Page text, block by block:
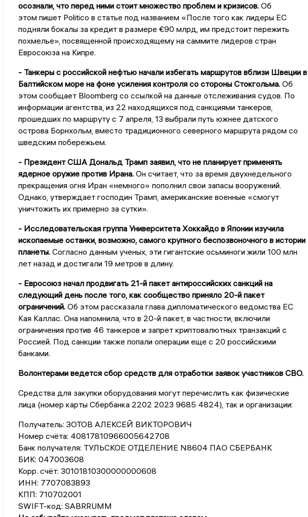
осознали, что перед ними стоит множество проблем и кризисов.Об
этом пишет Politico в статье под названием «После того как лидеры ЕС
подняли бокалы за кредит в размере €90 млрд, им предстоит пережить
похмелье», посвященной происходящему на саммите лидеров стран
Евросоюза на Кипре.
- Танкеры с российской нефтью начали избегать маршрутов вблизи Швеции в
Балтийском море на фоне усиления контроля со стороны Стокгольма. Об
этом сообщает Bloomberg со ссылкой на данные отслеживания судов. По
информации агентства, из 22 находящихся под санкциями танкеров,
прошедших по маршруту с 7 апреля, 13 выбрали путь южнее датского
острова Борнхольм, вместо традиционного северного маршрута рядом со
шведским побережьем.
- Президент США Дональд Трамп заявил, что не планирует применять
ядерное оружие против Ирана. Он считает, что за время двухнедельного
прекращения огня Иран «немного» пополнил свои запасы вооружений.
Однако, утверждает господин Трамп, американские военные «смогут
уничтожить их примерно за сутки».
- Исследовательская группа Университета Хоккайдо в Японии изучила
ископаемые останки, возможно, самого крупного беспозвоночного в истории
планеты.Согласно данным ученых, эти гигантские осьминоги жили 100 млн
лет назад и достигали 19 метров в длину.
- Евросоюз начал продвигать 21-й пакет антироссийских санкций на
следующий день после того, как сообщество приняло 20-й пакет
ограничений.Об этом рассказала глава дипломатического ведомства ЕС
Кая Каллас. Она напомнила, что в 20-й пакет, в частности, включили
ограничения против 46 танкеров и запрет криптовалютных транзакций с
Россией. Под санкции также попали операции еще с 20 российскими
банками.
Волонтерами ведется сбор средств для отработки заявок участников СВО.
Средства для закупки оборудования могут перечислить как физические
лица (номер карты Сбербанка 2202 2023 9685 4824), так и организации:
Получатель: ЗОТОВ АЛЕКСЕЙ ВИКТОРОВИЧ
Номер счёта: 40817810966005642708
Банк получателя: ТУЛЬСКОЕ ОТДЕЛЕНИЕ N8604 ПАО СБЕРБАНК
БИК: 047003608
Корр. счёт: 30101810300000000608
ИНН: 7707083893
КПП: 710702001
SWIFT-код: SABRRUMM